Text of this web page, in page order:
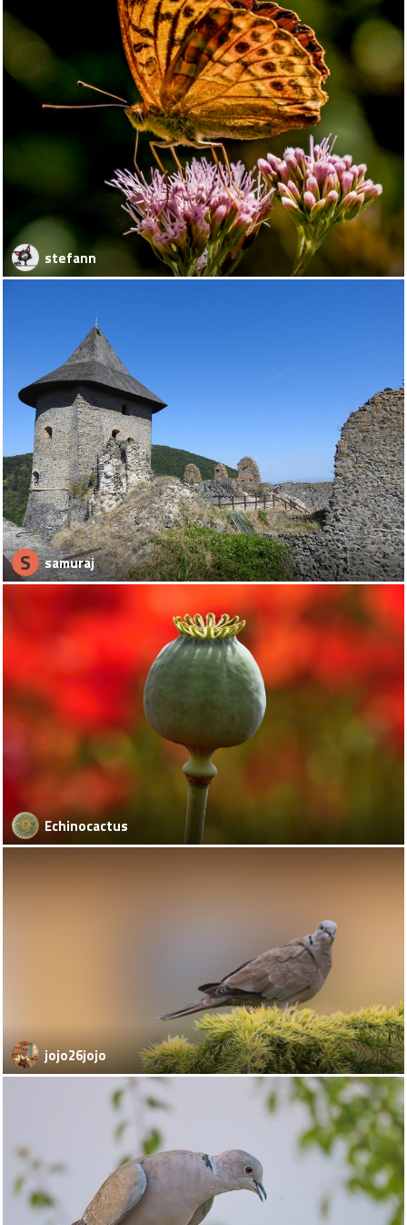
stefann
S samuraj
Echinocactus
jojo26jojo